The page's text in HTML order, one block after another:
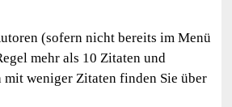
(sofern nicht bereits im Menü
mehr als 10 Zitaten und
weniger Zitaten finden Sie über